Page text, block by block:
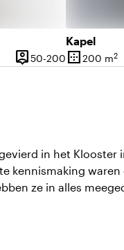
person_pin
Capaciteit
50-200 50 tot 200
Kapel
border_outer 200 m2
in het Klooster
kennismaking waren
ze in alles